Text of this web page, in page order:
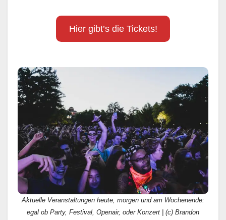
Hier gibt’s die Tickets!
Aktuelle Veranstaltungen heute, morgen und am Wochenende:
egal ob Party, Festival, Openair, oder Konzert | (c) Brandon